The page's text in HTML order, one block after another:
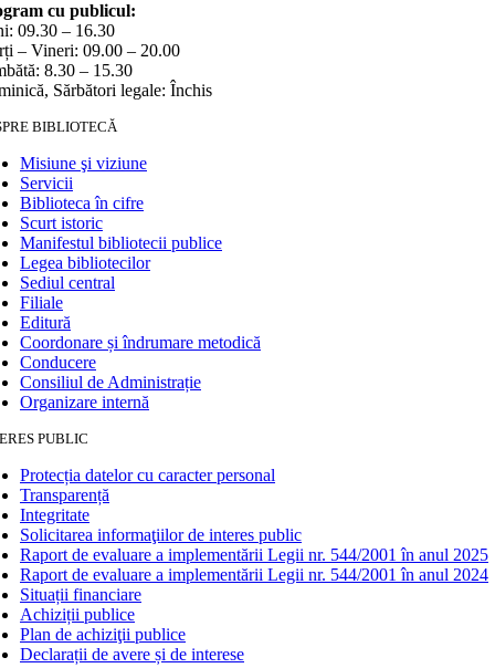
cu publicul:
09.30 – 16.30
– Vineri: 09.00 – 20.00
8.30 – 15.30
Sărbători legale: Închis
BIBLIOTECĂ
Misiune şi viziune
Servicii
Biblioteca în cifre
Scurt istoric
Manifestul bibliotecii publice
Legea bibliotecilor
Sediul central
Filiale
Editură
Coordonare și îndrumare metodică
Conducere
Consiliul de Administrație
Organizare internă
PUBLIC
Protecția datelor cu caracter personal
Transparență
Integritate
Solicitarea informaţiilor de interes public
Raport de evaluare a implementării Legii nr. 544/2001 în anul 2025
Raport de evaluare a implementării Legii nr. 544/2001 în anul 2024
Situații financiare
Achiziții publice
Plan de achiziţii publice
Declarații de avere și de interese